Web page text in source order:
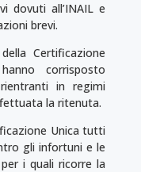
dovuti all’INAIL e
brevi.
Certificazione
corrisposto
in regimi
la ritenuta.
Unica tutti
gli infortuni e le
i quali ricorre la